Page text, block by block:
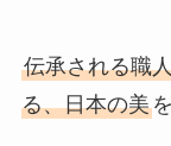
伝承される職
る、日本の美